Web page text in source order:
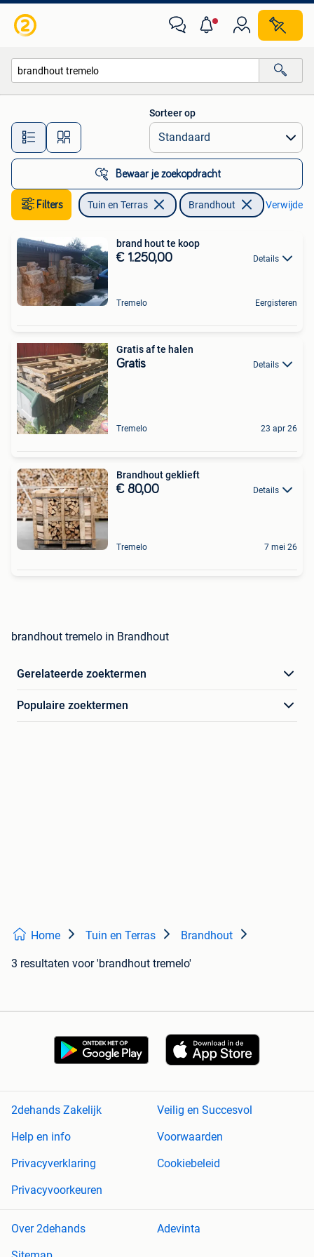
Alle afstanden…
Sorteer op
Bewaar je zoekopdracht
Filters Tuin en Terras Brandhout Verwijder
brand hout te koop
€ 1.250,00 Details
Tremelo Eergisteren
Gratis af te halen
Gratis Details
Tremelo 23 apr 26
Brandhout geklieft
€ 80,00 Details
Tremelo 7 mei 26
brandhout tremelo in Brandhout
Gerelateerde zoektermen
Populaire zoektermen
Home Tuin en Terras Brandhout
3 resultaten voor 'brandhout tremelo'
2dehands Zakelijk
Veilig en Succesvol
Help en info
Voorwaarden
Privacyverklaring
Cookiebeleid
Privacyvoorkeuren
Over 2dehands
Adevinta